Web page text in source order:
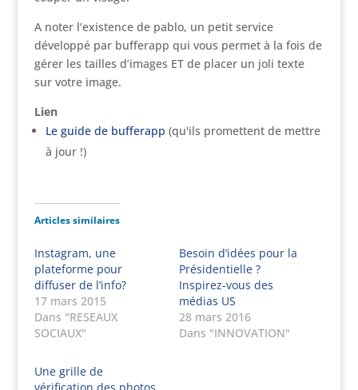
A noter l’existence de pablo, un petit service
développé par bufferapp qui vous permet à la fois de
gérer les tailles d’images ET de placer un joli texte
sur votre image.
Lien
Le guide de bufferapp (qu'ils promettent de mettre
à jour !)
Articles similaires
Instagram, une
plateforme pour
diffuser de l’info?
17 mars 2015
Dans "RESEAUX
SOCIAUX"
Besoin d’idées pour la
Présidentielle ?
Inspirez-vous des
médias US
28 mars 2016
Dans "INNOVATION"
Une grille de